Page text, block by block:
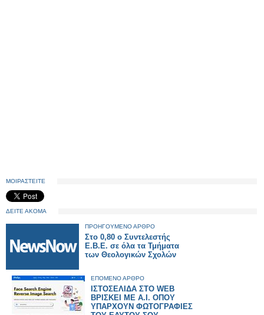
ΜΟΙΡΑΣΤΕΙΤΕ
ΔΕΙΤΕ ΑΚΟΜΑ
ΠΡΟΗΓΟΥΜΕΝΟ ΑΡΘΡΟ
Στο 0,80 ο Συντελεστής
Ε.Β.Ε. σε όλα τα Τμήματα
των Θεολογικών Σχολών
ΕΠΟΜΕΝΟ ΑΡΘΡΟ
ΙΣΤΟΣΕΛΙΔΑ ΣΤΟ WEB
ΒΡΙΣΚΕΙ ΜΕ Α.Ι. ΟΠΟΥ
ΥΠΑΡΧΟΥΝ ΦΩΤΟΓΡΑΦΙΕΣ